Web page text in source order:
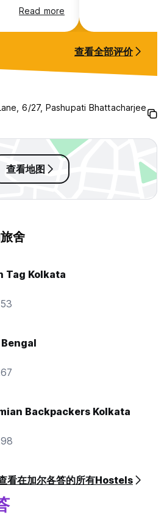
Read more
查看全部评价
6/27, Pashupati Bhattacharjee
查看地图
舍
Tag Kolkata
Backpackers Kolkata
看在加尔各答的所有Hostels